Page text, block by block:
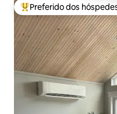
Entre os melhores
Preferido dos